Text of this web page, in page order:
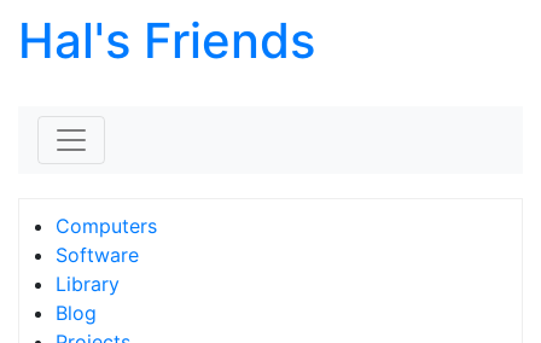
Hal's Friends
Computers
Software
Library
Blog